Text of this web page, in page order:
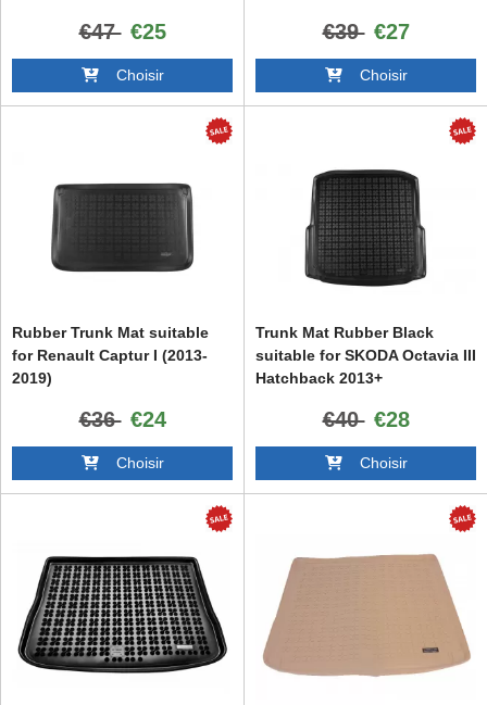
€47 €25
Choisir
€39 €27
Choisir
Rubber Trunk Mat suitable
for Renault Captur I (2013-
2019)
€36 €24
Choisir
Trunk Mat Rubber Black
suitable for SKODA Octavia III
Hatchback 2013+
€40 €28
Choisir